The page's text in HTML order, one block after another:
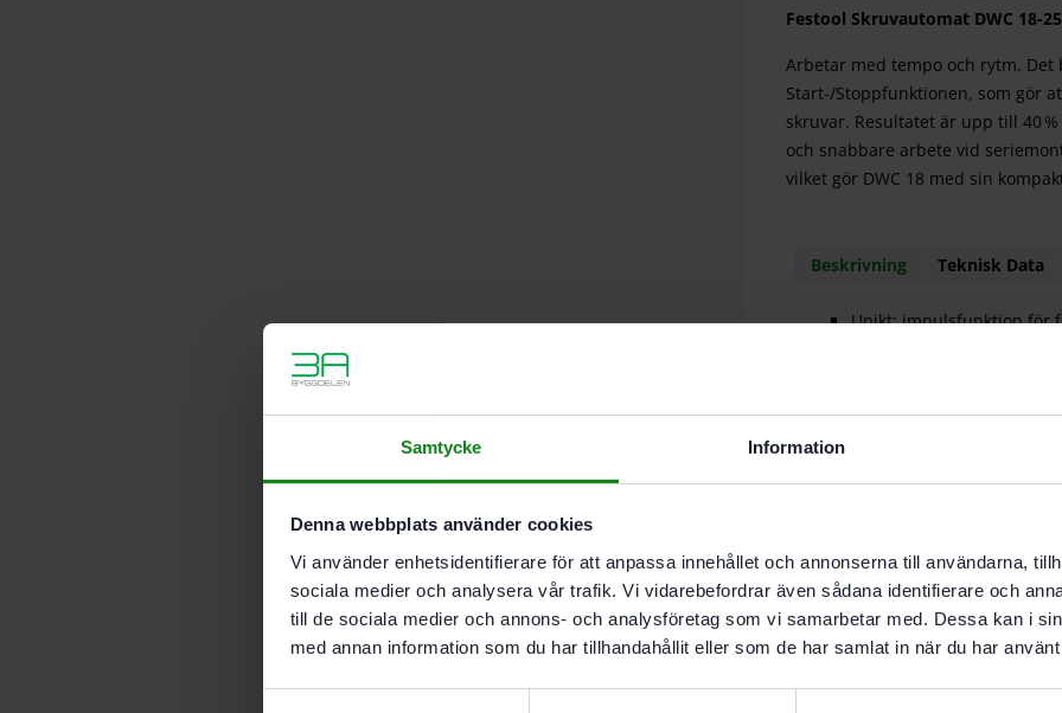
Samtycke Information
Denna webbplats använder cookies
Vi använder enhetsidentifierare för att anpassa innehållet och annonserna till användarna,
sociala medier och analysera vår trafik. Vi vidarebefordrar även sådana identifierare och
till de sociala medier och annons- och analysföretag som vi samarbetar med. Dessa kan i
med annan information som du har tillhandahållit eller som de har samlat in när du har
Festool Skruvautomat DWC 18-
Arbetar med tempo och rytm.
Start-/Stoppfunktionen, som gör
skruvar. Resultatet är upp till 40
och snabbare arbete vid
vilket gör DWC 18 med sin
Beskrivning Teknisk Data
Unikt: impulsfunktion för
Start/Stopp-funktionen
maskinen är igång
Snabbt, verktygslöst byte
DWC 4500
2 st BP 18 Li 4,0 HPC-ASI
TCL 6 Laddare
Magasintillsats
Djupanslag
Bältesklämma